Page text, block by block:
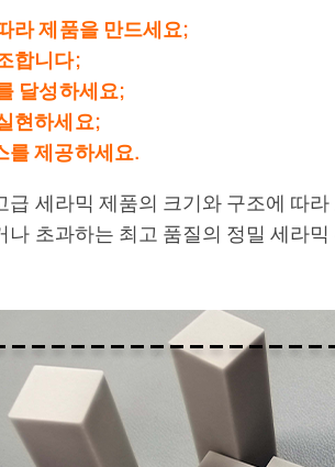
라 제품을 만드세요;
합니다;
달성하세요;
현하세요;
를 제공하세요.
급 세라믹 제품의 크기와 구조에 따
나 초과하는 최고 품질의 정밀 세라